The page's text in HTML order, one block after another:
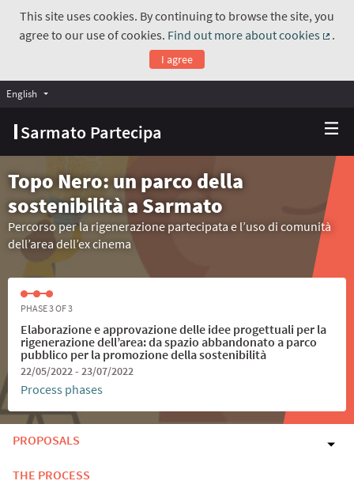
This site uses cookies. By continuing to browse the site, you
agree to our use of cookies. Find out more about cookies
.
I agree
Sarmato Partecipa
English Choose language
Topo Nero: un parco della
sostenibilità a Sarmato
Percorso per la rigenerazione partecipata e l’uso di comunità
dell’area dell’ex cinema
PHASE 3 OF 3
Elaborazione e approvazione delle idee progettuali per la
rigenerazione dell’area: da spazio abbandonato a parco
pubblico per la promozione della sostenibilità
22/05/2022 - 23/07/2022
Process phases
PROPOSALS
THE PROCESS